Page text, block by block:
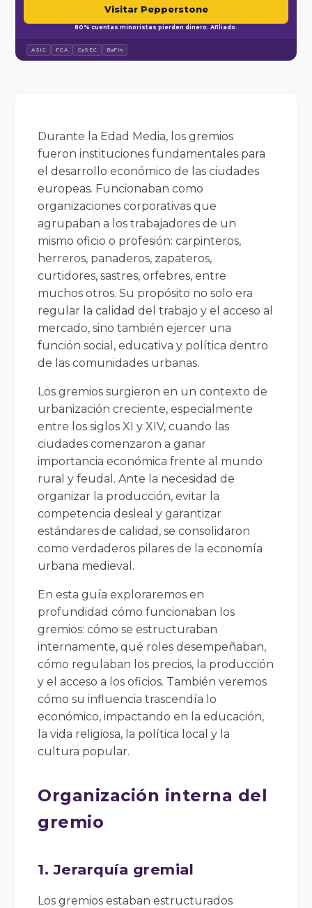
Visitar Pepperstone
80% cuentas minoristas pierden dinero. Afiliado.
ASIC FCA CySEC BaFin
Durante la Edad Media, los gremios
fueron instituciones fundamentales para
el desarrollo económico de las ciudades
europeas. Funcionaban como
organizaciones corporativas que
agrupaban a los trabajadores de un
mismo oficio o profesión: carpinteros,
herreros, panaderos, zapateros,
curtidores, sastres, orfebres, entre
muchos otros. Su propósito no solo era
regular la calidad del trabajo y el acceso al
mercado, sino también ejercer una
función social, educativa y política dentro
de las comunidades urbanas.
Los gremios surgieron en un contexto de
urbanización creciente, especialmente
entre los siglos XI y XIV, cuando las
ciudades comenzaron a ganar
importancia económica frente al mundo
rural y feudal. Ante la necesidad de
organizar la producción, evitar la
competencia desleal y garantizar
estándares de calidad, se consolidaron
como verdaderos pilares de la economía
urbana medieval.
En esta guía exploraremos en
profundidad cómo funcionaban los
gremios: cómo se estructuraban
internamente, qué roles desempeñaban,
cómo regulaban los precios, la producción
y el acceso a los oficios. También veremos
cómo su influencia trascendía lo
económico, impactando en la educación,
la vida religiosa, la política local y la
cultura popular.
Organización interna del
gremio
1. Jerarquía gremial
Los gremios estaban estructurados